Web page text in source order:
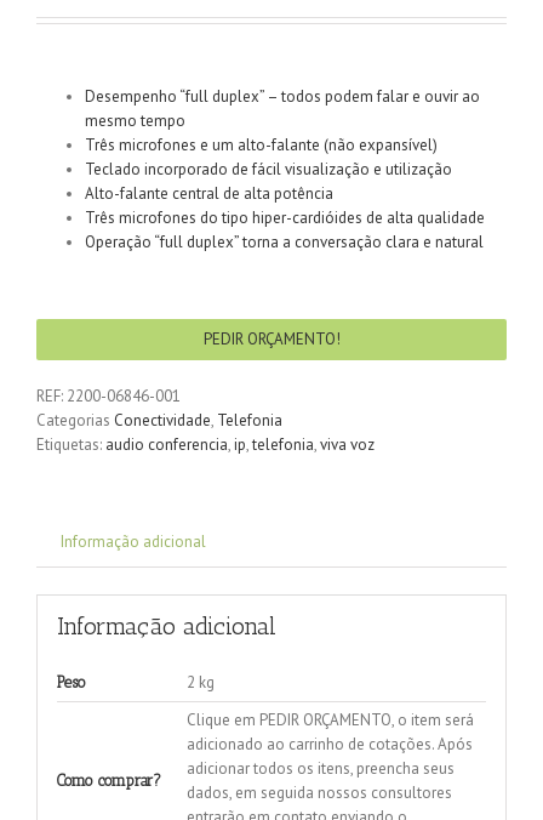
Desempenho “full duplex” – todos podem falar e ouvir ao
mesmo tempo
Três microfones e um alto-falante (não expansível)
Teclado incorporado de fácil visualização e utilização
Alto-falante central de alta potência
Três microfones do tipo hiper-cardióides de alta qualidade
Operação “full duplex” torna a conversação clara e natural
PEDIR ORÇAMENTO!
REF: 2200-06846-001
Categorias Conectividade, Telefonia
Etiquetas: audio conferencia,ip,telefonia,viva voz
Informação adicional
Informação adicional
Peso 2 kg
Como comprar?
Clique em PEDIR ORÇAMENTO, o item será
adicionado ao carrinho de cotações. Após
adicionar todos os itens, preencha seus
dados, em seguida nossos consultores